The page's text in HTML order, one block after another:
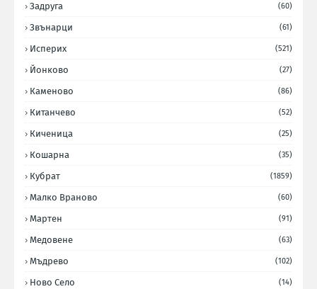
Задруга (60)
Звънарци (61)
Исперих (521)
Йонково (27)
Каменово (86)
Китанчево (52)
Киченица (25)
Кошарна (35)
Кубрат (1859)
Малко Враново (60)
Мартен (91)
Медовене (63)
Мъдрево (102)
Ново Село (14)